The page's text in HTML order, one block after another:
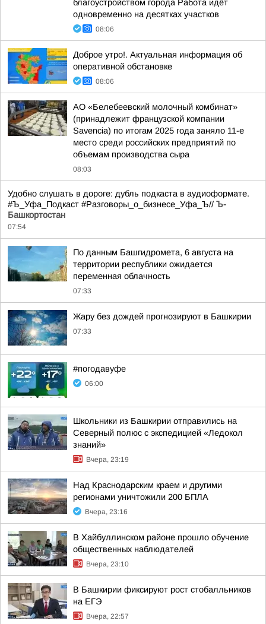
благоустройством города Работа идёт
одновременно на десятках участков
08:06
Доброе утро!. Актуальная информация об
оперативной обстановке
08:06
АО «Белебеевский молочный комбинат»
(принадлежит французской компании
Savencia) по итогам 2025 года заняло 11-е
место среди российских предприятий по
объемам производства сыра
08:03
Удобно слушать в дороге: дубль подкаста в аудиоформате.
#Ъ_Уфа_Подкаст #Разговоры_о_бизнесе_Уфа_Ъ// Ъ-
Башкортостан
07:54
По данным Башгидромета, 6 августа на
территории республики ожидается
переменная облачность
07:33
Жару без дождей прогнозируют в Башкирии
07:33
#погодавуфе
06:00
Школьники из Башкирии отправились на
Северный полюс с экспедицией «Ледокол
знаний»
Вчера, 23:19
Над Краснодарским краем и другими
регионами уничтожили 200 БПЛА
Вчера, 23:16
В Хайбуллинском районе прошло обучение
общественных наблюдателей
Вчера, 23:10
В Башкирии фиксируют рост стобалльников
на ЕГЭ
Вчера, 22:57